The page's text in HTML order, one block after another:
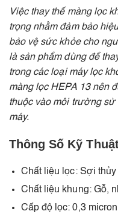
Việc thay thế màng lọc
trọng nhằm đảm bảo
bảo vệ sức khỏe cho
là sản phẩm dùng để
trong các loại máy lọc
màng lọc HEPA 13 nên
thuộc vào môi trường sử
máy.
Thông Số Kỹ
Chất liệu lọc: Sợi
Chất liệu khung: Gỗ,
Cấp độ lọc: 0,3 micron